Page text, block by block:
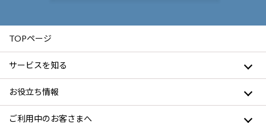
TOPページ
サービスを知る
お役立ち情報
ご利用中のお客さまへ